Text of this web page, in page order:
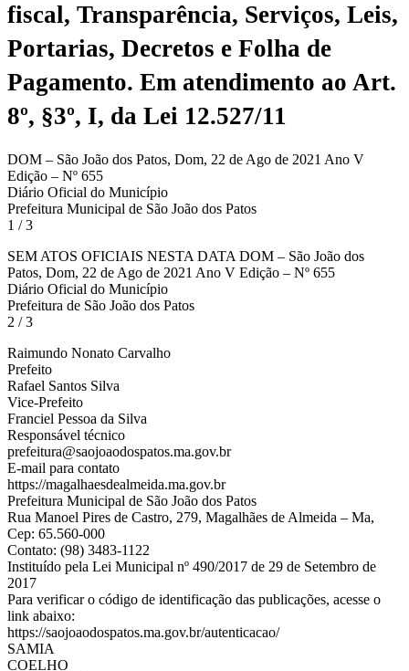
fiscal, Transparência, Serviços, Leis,
Portarias, Decretos e Folha de
Pagamento. Em atendimento ao Art.
8º, §3º, I, da Lei 12.527/11
DOM – São João dos Patos, Dom, 22 de Ago de 2021 Ano V
Edição – Nº 655
Diário Oficial do Município
Prefeitura Municipal de São João dos Patos
1 / 3
SEM ATOS OFICIAIS NESTA DATA DOM – São João dos
Patos, Dom, 22 de Ago de 2021 Ano V Edição – Nº 655
Diário Oficial do Município
Prefeitura de São João dos Patos
2 / 3
Raimundo Nonato Carvalho
Prefeito
Rafael Santos Silva
Vice-Prefeito
Franciel Pessoa da Silva
Responsável técnico
prefeitura@saojoaodospatos.ma.gov.br
E-mail para contato
https://magalhaesdealmeida.ma.gov.br
Prefeitura Municipal de São João dos Patos
Rua Manoel Pires de Castro, 279, Magalhães de Almeida – Ma,
Cep: 65.560-000
Contato: (98) 3483-1122
Instituído pela Lei Municipal nº 490/2017 de 29 de Setembro de
2017
Para verificar o código de identificação das publicações, acesse o
link abaixo:
https://saojoaodospatos.ma.gov.br/autenticacao/
SAMIA
COELHO